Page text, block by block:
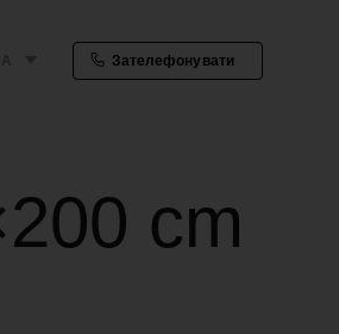
Зателефонувати
cm